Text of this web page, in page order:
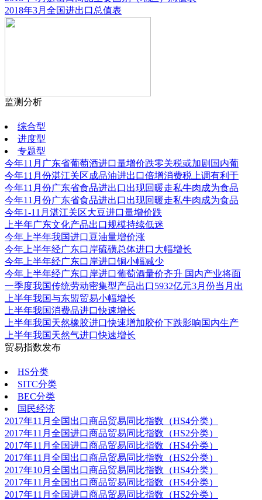
2018年3月全国进出口总值表
监测分析
综合型
进度型
专题型
今年11月广东省葡萄酒进口量增价跌零关税或加剧国内葡
今年11月份湛江关区成品油进出口倍增消费税上调有利于
今年11月份广东省食品进出口出现回暖走私牛肉成为食品
今年11月份广东省食品进出口出现回暖走私牛肉成为食品
今年1-11月湛江关区大豆进口量增价跌
上半年广东文化产品出口规模持续低迷
今年上半年我国进口豆油量增价涨
今年上半年经广东口岸硫磺总体进口大幅增长
今年上半年经广东口岸进口铜小幅减少
今年上半年经广东口岸进口葡萄酒量价齐升 国内产业将面
一季度我国传统劳动密集型产品出口5932亿元3月份当月出
上半年我国与东盟贸易小幅增长
上半年我国消费品进口快速增长
上半年我国天然橡胶进口快速增加胶价下跌影响国内生产
上半年我国天然气进口快速增长
贸易指数发布
HS分类
SITC分类
BEC分类
国民经济
2017年11月全国出口商品贸易同比指数（HS4分类）
2017年11月全国进口商品贸易同比指数（HS2分类）
2017年11月全国进口商品贸易同比指数（HS4分类）
2017年11月全国出口商品贸易同比指数（HS2分类）
2017年10月全国出口商品贸易同比指数（HS4分类）
2017年11月全国出口商品贸易同比指数（HS4分类）
2017年11月全国进口商品贸易同比指数（HS2分类）